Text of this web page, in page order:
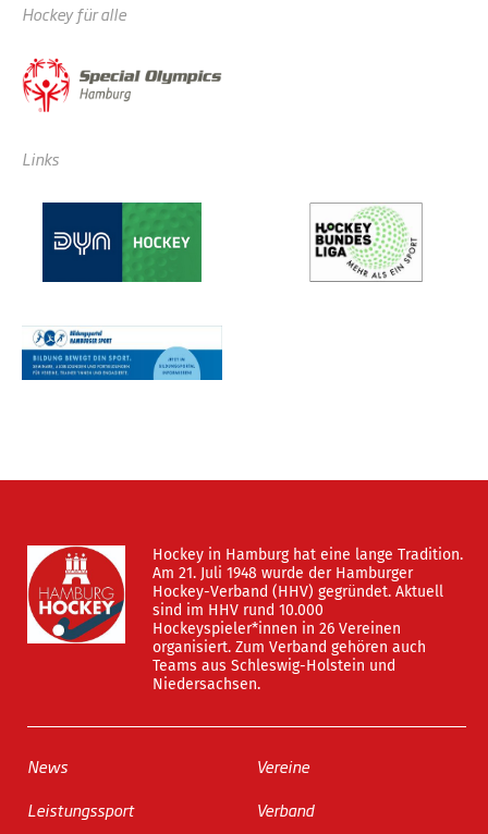
Hockey für alle
Links
Hockey in Hamburg hat eine lange Tradition.
Am 21. Juli 1948 wurde der Hamburger
Hockey-Verband (HHV) gegründet. Aktuell
sind im HHV rund 10.000
Hockeyspieler*innen in 26 Vereinen
organisiert. Zum Verband gehören auch
Teams aus Schleswig-Holstein und
Niedersachsen.
News
Leistungssport
Vereine
Verband